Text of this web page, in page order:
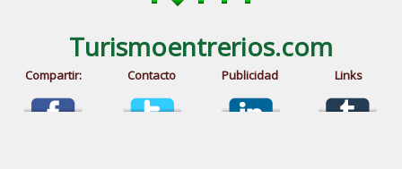
Turismoentrerios.com
Compartir: Contacto Publicidad Links